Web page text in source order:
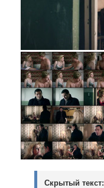
Скрытый текст: